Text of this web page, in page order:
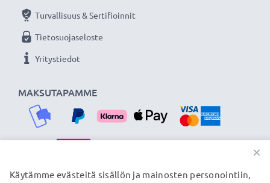
MAKSUTAPAMME
Turvallisuus & Sertifioinnit
Tietosuojaseloste
Yritystiedot
TOIMITUSKUMPPANIMME
×
Käytämme evästeitä sisällön ja mainosten personointiin,